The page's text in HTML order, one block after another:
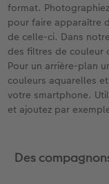
format.
pour faire apparaître
de celle-ci. Dans notre
des filtres de couleur
Pour un arrière-plan
couleurs aquarelles
votre smartphone.
et ajoutez par
Des